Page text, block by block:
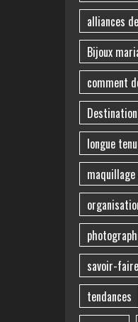
alliances
Bijoux
comment
Destination
longue
savoir-
tendances